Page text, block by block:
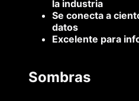
la industria
Se conecta a
datos
Excelente para
Sombras